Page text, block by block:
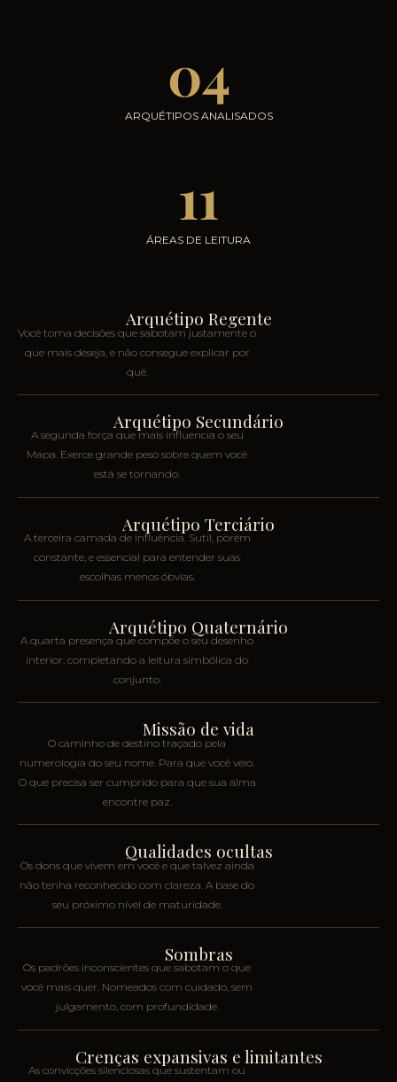
04
ARQUÉTIPOS ANALISADOS
11
ÁREAS DE LEITURA
Arquétipo Regente
Você toma decisões que sabotam justamente o
que mais deseja, e não consegue explicar por
quê.
Arquétipo Secundário
A segunda força que mais influencia o seu
Mapa. Exerce grande peso sobre quem você
está se tornando.
Arquétipo Terciário
A terceira camada de influência. Sutil, porém
constante, e essencial para entender suas
escolhas menos óbvias.
Arquétipo Quaternário
A quarta presença que compõe o seu desenho
interior, completando a leitura simbólica do
conjunto.
Missão de vida
O caminho de destino traçado pela
numerologia do seu nome. Para que você veio.
O que precisa ser cumprido para que sua alma
encontre paz.
Qualidades ocultas
Os dons que vivem em você e que talvez ainda
não tenha reconhecido com clareza. A base do
seu próximo nível de maturidade.
Sombras
Os padrões inconscientes que sabotam o que
você mais quer. Nomeados com cuidado, sem
julgamento, com profundidade.
Crenças expansivas e limitantes
As convicções silenciosas que sustentam ou